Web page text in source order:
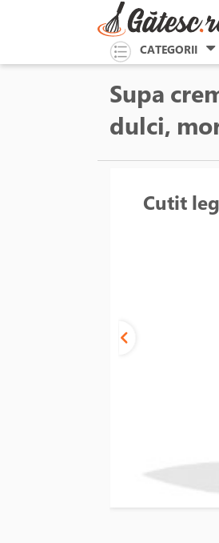
CATEGORII
Supa
dulci,
Cutit